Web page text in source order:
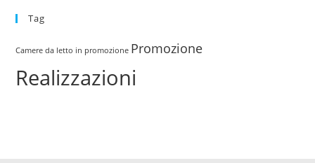
Tag
Camere da letto in promozione Promozione
Realizzazioni